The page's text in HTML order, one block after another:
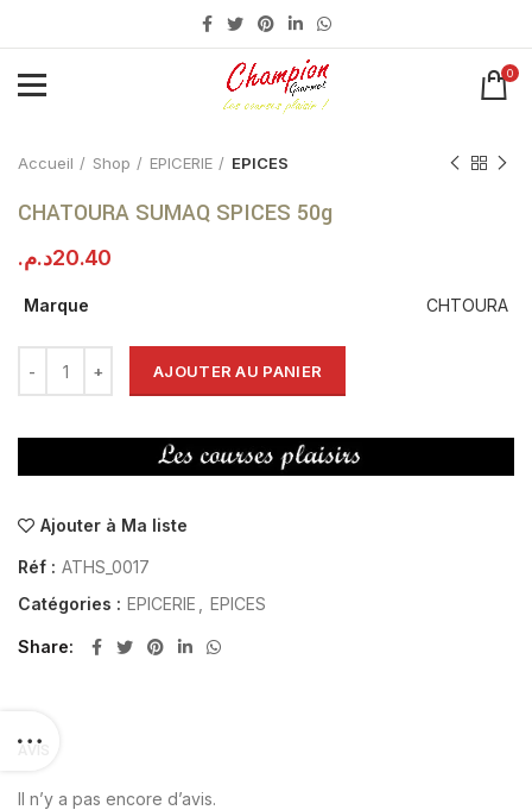
0
Accueil Shop EPICERIE EPICES
CHATOURA SUMAQ SPICES 50g
20.40د.م.
Marque CHTOURA
AJOUTER AU PANIER
Ajouter à Ma liste
Réf : ATHS_0017
Catégories : EPICERIE EPICES
Share
AVIS
Il n’y a pas encore d’avis.